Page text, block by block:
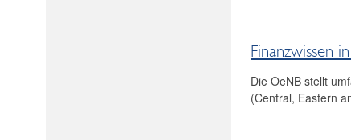
Finanzwissen
Die OeNB stellt
(Central, Eastern